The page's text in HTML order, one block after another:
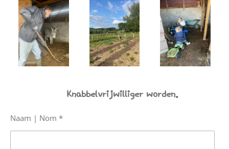
Knabbelvrijwilliger worden.
Naam | Nom *